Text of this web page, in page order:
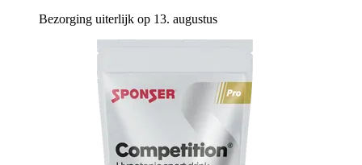
Bezorging uiterlijk op 13. augustus